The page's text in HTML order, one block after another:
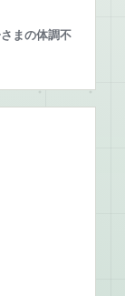
まの体調不